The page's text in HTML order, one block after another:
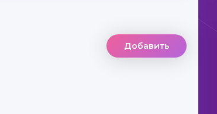
Добавить